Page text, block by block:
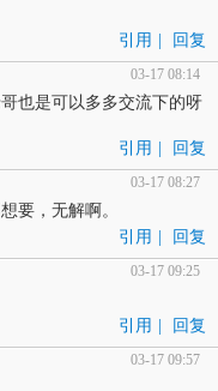
引用 | 回复
03-17 08:14
也是可以多多交流下的呀
引用 | 回复
03-17 08:27
要，无解啊。
引用 | 回复
03-17 09:25
引用 | 回复
03-17 09:57